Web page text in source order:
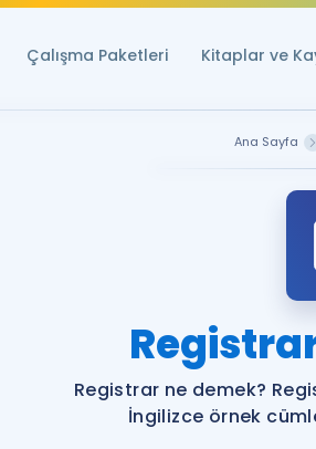
Çalışma Paketleri Kitaplar ve
Ana Sayfa
Registrar ne demek?
İngilizce örnek